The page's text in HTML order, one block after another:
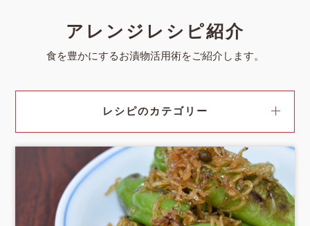
アレンジレシピ紹介
食を豊かにするお漬物活用術をご紹介します。
レシピのカテゴリー